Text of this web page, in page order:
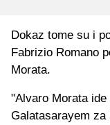
Dokaz tome su i
Fabrizio Romano
Morata.
"Alvaro Morata
Galatasarayem